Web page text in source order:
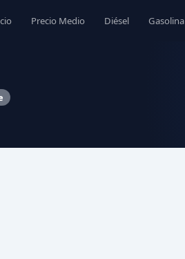
Precio Medio Diésel